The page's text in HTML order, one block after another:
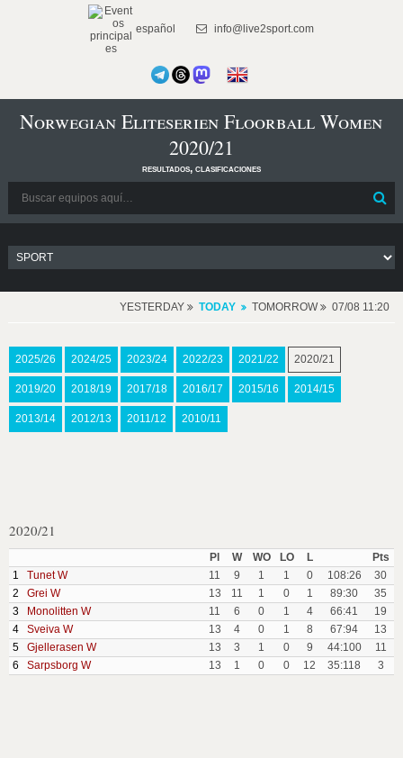
español info@live2sport.com
Norwegian Eliteserien Floorball Women
2020/21
resultados, clasificaciones
YESTERDAY TODAY TOMORROW 07/08 11:20
2025/26 2024/25 2023/24 2022/23 2021/22 2020/21
2019/20 2018/19 2017/18 2016/17 2015/16 2014/15
2013/14 2012/13 2011/12 2010/11
2020/21
Pl W WO LO L
Pts
1
Tunet W 11 9 1 1 0 108:26
30
2
Grei W 13 11 1 0 1 89:30
35
3
Monolitten W 11 6 0 1 4 66:41
19
4
Sveiva W 13 4 0 1 8 67:94
13
5
Gjellerasen W 13 3 1 0 9 44:100
11
6
Sarpsborg W 13 1 0 0 12 35:118 3